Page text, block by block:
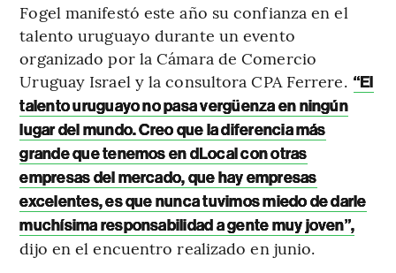
Fogel manifestó este año su confianza en el
talento uruguayo durante un evento
organizado por la Cámara de Comercio
Uruguay Israel y la consultora CPA Ferrere. “El
talento uruguayo no pasa vergüenza en ningún
lugar del mundo. Creo que la diferencia más
grande que tenemos en dLocal con otras
empresas del mercado, que hay empresas
excelentes, es que nunca tuvimos miedo de darle
muchísima responsabilidad a gente muy joven”,
dijo en el encuentro realizado en junio.